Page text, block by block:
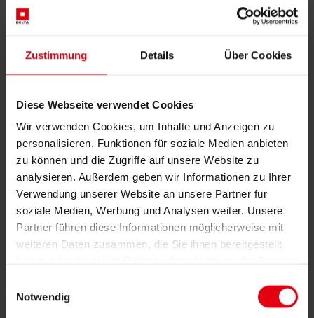
Zustimmung Details Über Cookies
Diese Webseite verwendet Cookies
Wir verwenden Cookies, um Inhalte und Anzeigen zu
personalisieren, Funktionen für soziale Medien anbieten
zu können und die Zugriffe auf unsere Website zu
analysieren. Außerdem geben wir Informationen zu Ihrer
Verwendung unserer Website an unsere Partner für
soziale Medien, Werbung und Analysen weiter. Unsere
Partner führen diese Informationen möglicherweise mit
weiteren Daten zusammen, die Sie ihnen bereitgestellt
Notwendig
Über uns
DELTA Ukraine tritt der Hope
Charitable Foundation bei: In
Lviv wird ein einzigartiges
Kinderkrankenhaus und
Forschungsinstitut gegründet
09. Juli 2025